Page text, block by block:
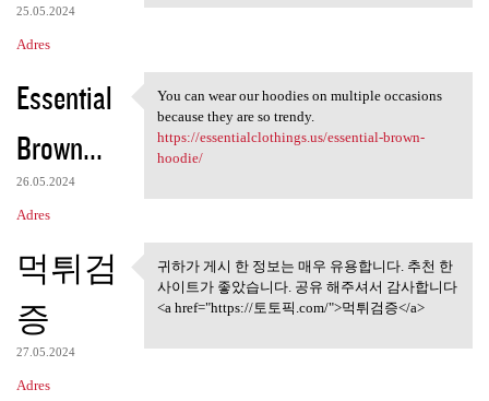
25.05.2024
Adres
Essential
Brown...
26.05.2024
Adres
You can wear our hoodies on
You can wear our hoodies on multiple occasions
because they are so trendy.
https://essentialclothings.us/essential-brown-
hoodie/
먹튀검
증
27.05.2024
Adres
귀하가 게시 한 정보는 매우 유용
합니다. 추천 한
귀하가 게시 한 정보는 매우 유용합니다. 추천 한
사이트가 좋았습니다. 공유 해주셔서 감사합니다
<a href="https://토토픽.com/">먹튀검증</a>